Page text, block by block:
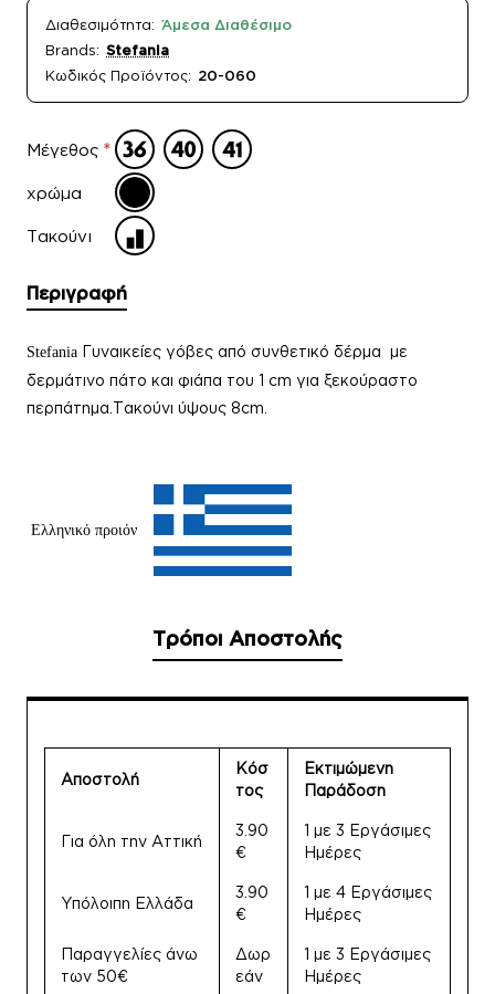
Διαθεσιμότητα: Άμεσα Διαθέσιμο
Brands: Stefania
Κωδικός Προϊόντος: 20-060
Μέγεθος
χρώμα
Τακούνι
Περιγραφή
Stefania Γυναικείες γόβες από συνθετικό δέρμα με
δερμάτινο πάτο και φιάπα του 1 cm για ξεκούραστο
περπάτημα.Τακούνι ύψους 8cm.
Ελληνικό προιόν
Τρόποι Αποστολής
Αποστολή
Κόσ
τος
Εκτιμώμενη
Παράδοση
Για όλη την Αττική
3.90
€
1 με 3 Εργάσιμες
Ημέρες
Υπόλοιπη Ελλάδα
3.90
€
1 με 4 Εργάσιμες
Ημέρες
Παραγγελίες άνω
των 50€
Δωρ
εάν
1 με 3 Εργάσιμες
Ημέρες